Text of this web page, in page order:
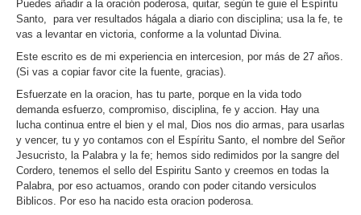
Puedes añadir a la oración poderosa, quitar, según te guie el Espíritu
Santo, para ver resultados hágala a diario con disciplina; usa la fe, te
vas a levantar en victoria, conforme a la voluntad Divina.
Este escrito es de mi experiencia en intercesion, por más de 27 años.
(Si vas a copiar favor cite la fuente, gracias).
Esfuerzate en la oracion, has tu parte, porque en la vida todo
demanda esfuerzo, compromiso, disciplina, fe y accion. Hay una
lucha continua entre el bien y el mal, Dios nos dio armas, para usarlas
y vencer, tu y yo contamos con el Espíritu Santo, el nombre del Señor
Jesucristo, la Palabra y la fe; hemos sido redimidos por la sangre del
Cordero, tenemos el sello del Espiritu Santo y creemos en todas la
Palabra, por eso actuamos, orando con poder citando versiculos
Biblicos. Por eso ha nacido esta oracion poderosa.